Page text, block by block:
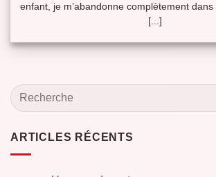
enfant, je m’abandonne complètement dans
[...]
ARTICLES RÉCENTS